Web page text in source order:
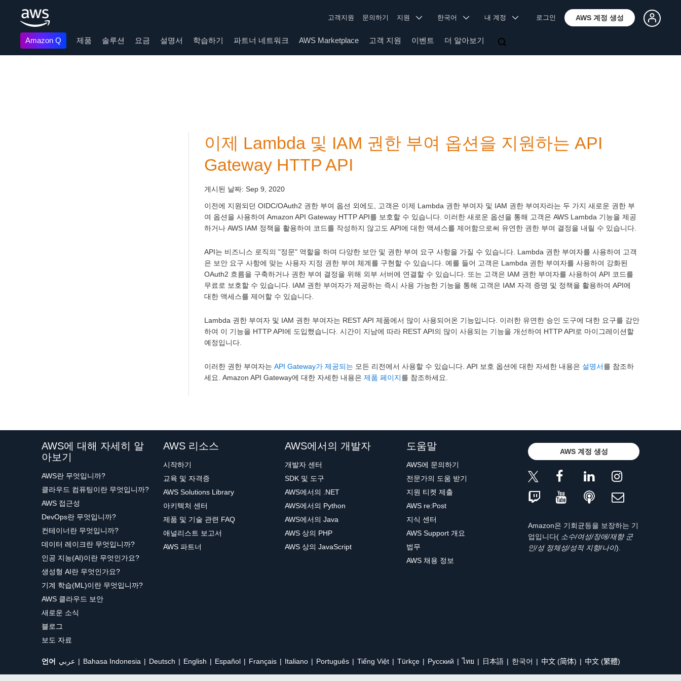
고객지원 문의하기 지원 한국어 내 계정 로그인 AWS 계정 생성
Amazon Q 제품 솔루션 요금 설명서 학습하기 파트너 네트워크 AWS Marketplace 고객 지원 이벤트 더 알아보기
이제 Lambda 및 IAM 권한 부여 옵션을 지원하는 API
Gateway HTTP API
게시된 날짜: Sep 9, 2020
이전에 지원되던 OIDC/OAuth2 권한 부여 옵션 외에도, 고객은 이제 Lambda 권한 부여자 및 IAM 권한 부여자라는 두 가지 새로운 권한 부
여 옵션을 사용하여 Amazon API Gateway HTTP API를 보호할 수 있습니다. 이러한 새로운 옵션을 통해 고객은 AWS Lambda 기능을 제공
하거나 AWS IAM 정책을 활용하여 코드를 작성하지 않고도 API에 대한 액세스를 제어함으로써 유연한 권한 부여 결정을 내릴 수 있습니다.
API는 비즈니스 로직의 "정문" 역할을 하며 다양한 보안 및 권한 부여 요구 사항을 가질 수 있습니다. Lambda 권한 부여자를 사용하여 고객
은 보안 요구 사항에 맞는 사용자 지정 권한 부여 체계를 구현할 수 있습니다. 예를 들어 고객은 Lambda 권한 부여자를 사용하여 강화된
OAuth2 흐름을 구축하거나 권한 부여 결정을 위해 외부 서버에 연결할 수 있습니다. 또는 고객은 IAM 권한 부여자를 사용하여 API 코드를
무료로 보호할 수 있습니다. IAM 권한 부여자가 제공하는 즉시 사용 가능한 기능을 통해 고객은 IAM 자격 증명 및 정책을 활용하여 API에
대한 액세스를 제어할 수 있습니다.
Lambda 권한 부여자 및 IAM 권한 부여자는 REST API 제품에서 많이 사용되어온 기능입니다. 이러한 유연한 승인 도구에 대한 요구를 감안
하여 이 기능을 HTTP API에 도입했습니다. 시간이 지남에 따라 REST API의 많이 사용되는 기능을 개선하여 HTTP API로 마이그레이션할
예정입니다.
이러한 권한 부여자는 API Gateway가 제공되는 모든 리전에서 사용할 수 있습니다. API 보호 옵션에 대한 자세한 내용은 설명서를 참조하
세요. Amazon API Gateway에 대한 자세한 내용은 제품 페이지를 참조하세요.
AWS에 대해 자세히 알
아보기
AWS란 무엇입니까?
클라우드 컴퓨팅이란 무엇입니까?
AWS 접근성
DevOps란 무엇입니까?
컨테이너란 무엇입니까?
데이터 레이크란 무엇입니까?
인공 지능(AI)이란 무엇인가요?
생성형 AI란 무엇인가요?
기계 학습(ML)이란 무엇입니까?
AWS 클라우드 보안
새로운 소식
블로그
보도 자료
AWS 리소스
시작하기
교육 및 자격증
AWS Solutions Library
아키텍처 센터
제품 및 기술 관련 FAQ
애널리스트 보고서
AWS 파트너
AWS에서의 개발자
개발자 센터
SDK 및 도구
AWS에서의 .NET
AWS에서의 Python
AWS에서의 Java
AWS 상의 PHP
AWS 상의 JavaScript
도움말
AWS에 문의하기
전문가의 도움 받기
지원 티켓 제출
AWS re:Post
지식 센터
AWS Support 개요
법무
AWS 채용 정보
AWS 계정 생성
Amazon은 기회균등을 보장하는 기
업입니다( 소수/여성/장애/재향 군
인/성 정체성/성적 지향/나이).
언어 عربي Bahasa Indonesia Deutsch English Español Français Italiano Português Tiếng Việt Türkçe Ρусский ไทย 日本語 한국어 中文 (简体) 中文 (繁體)